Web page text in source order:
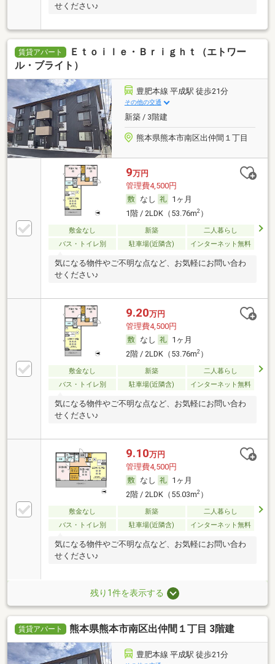
せください♪
賃貸アパート
Ｅｔｏｉｌｅ・Ｂｒｉｇｈｔ（エトワー
ル・ブライト）
豊肥本線 平成駅 徒歩21分
その他の交通
新築 / 3階建
熊本県熊本市南区出仲間１丁目
9万円
管理費4,500円
なし
1ヶ月
1階 / 2LDK（53.76m2）
敷金なし 新築
二人暮らし
バス・トイレ別
駐車場(近隣含) インターネット無料
気になる物件やご不明な点など、お気軽にお問い合わ
せください♪
9.20万円
管理費4,500円
なし
1ヶ月
2階 / 2LDK（53.76m2）
敷金なし 新築
二人暮らし
バス・トイレ別
駐車場(近隣含) インターネット無料
気になる物件やご不明な点など、お気軽にお問い合わ
せください♪
9.10万円
管理費4,500円
なし
1ヶ月
2階 / 2LDK（55.03m2）
敷金なし 新築
二人暮らし
バス・トイレ別
駐車場(近隣含) インターネット無料
気になる物件やご不明な点など、お気軽にお問い合わ
せください♪
残り1件を表示する
賃貸アパート 熊本県熊本市南区出仲間１丁目 3階建
豊肥本線 平成駅 徒歩21分